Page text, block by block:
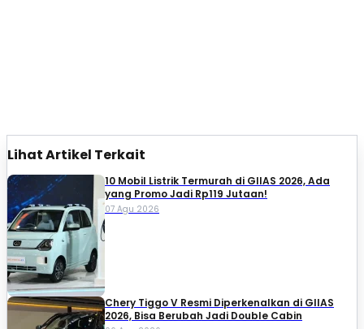
Lihat Artikel Terkait
10 Mobil Listrik Termurah di GIIAS 2026, Ada
yang Promo Jadi Rp119 Jutaan!
07 Agu 2026
Chery Tiggo V Resmi Diperkenalkan di GIIAS
2026, Bisa Berubah Jadi Double Cabin